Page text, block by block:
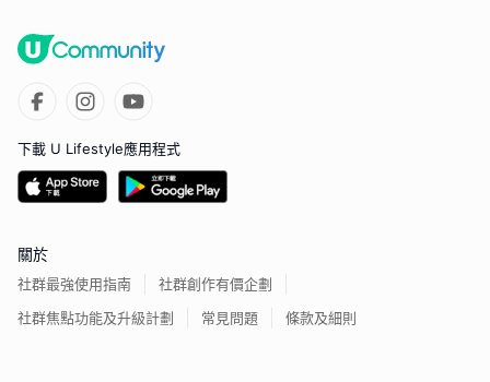
下載 U Lifestyle應用程式
關於
社群最強使用指南
社群創作有價企劃
社群焦點功能及升級計劃
常見問題 條款及細則